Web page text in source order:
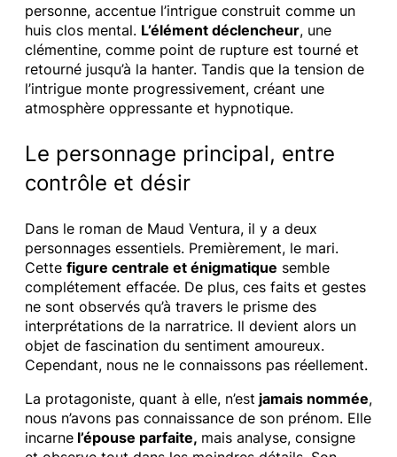
personne, accentue l’intrigue construit comme un
huis clos mental. L’élément déclencheur, une
clémentine, comme point de rupture est tourné et
retourné jusqu’à la hanter. Tandis que la tension de
l’intrigue monte progressivement, créant une
atmosphère oppressante et hypnotique.
Le personnage principal, entre
contrôle et désir
Dans le roman de Maud Ventura, il y a deux
personnages essentiels. Premièrement, le mari.
Cette figure centrale et énigmatique semble
complétement effacée. De plus, ces faits et gestes
ne sont observés qu’à travers le prisme des
interprétations de la narratrice. Il devient alors un
objet de fascination du sentiment amoureux.
Cependant, nous ne le connaissons pas réellement.
La protagoniste, quant à elle, n’est jamais nommée,
nous n’avons pas connaissance de son prénom. Elle
incarne l’épouse parfaite, mais analyse, consigne